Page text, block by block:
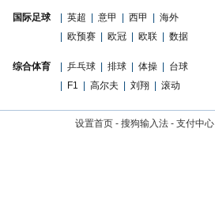
国际足球 英超 意甲 西甲
海外
欧预赛 欧冠 欧联 数据
综合体育 乒乓球 排球 体操
台球
F1 高尔夫 刘翔 滚动
设置首页 - 搜狗输入法 - 支付中心